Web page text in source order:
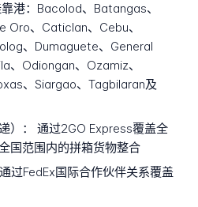
港：Bacolod、Batangas、
Oro、Caticlan、Cebu、
、Dumaguete、General
、Odiongan、Ozamiz、
、Siargao、Tagbilaran及
）：
通过2GO Express覆盖全
国范围内的拼箱货物整合
通过FedEx国际合作伙伴关系覆盖